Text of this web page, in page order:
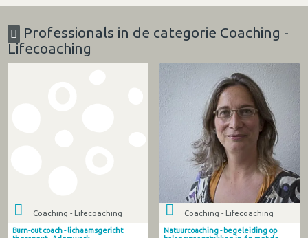
Professionals in de categorie Coaching -
Lifecoaching
Coaching - Lifecoaching
Burn-out coach - lichaamsgericht
Coaching - Lifecoaching
Natuurcoaching - begeleiding op